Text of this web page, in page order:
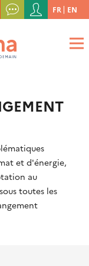
Menu
du
compte
de
FR EN
et d'énergie,
au
toutes les